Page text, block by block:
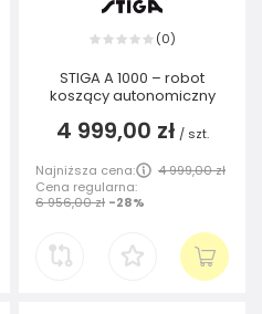
(0)
STIGA A 1000 – robot
koszący autonomiczny
4 999,00 zł / szt.
Najniższa cena:
4 999,00 zł
Cena regularna:
6 956,00 zł -28%